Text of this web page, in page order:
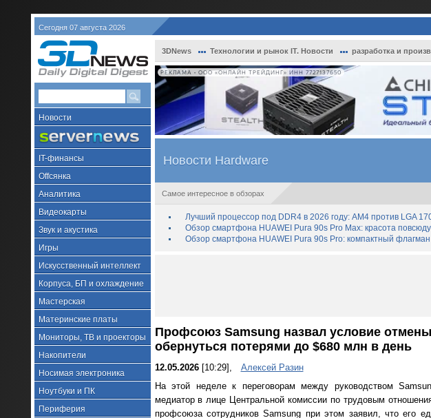
Сегодня 07 августа 2026
Новости
IT-финансы
Offсянка
Аналитика
Видеокарты
Звук и акустика
Игры
Искусственный интеллект
Корпуса, БП и охлаждение
Мастерская
Материнские платы
Мониторы, ТВ и проекторы
Накопители
Носимая электроника
Ноутбуки и ПК
Периферия
3DNews Технологии и рынок IT. Новости разработка и
РЕКЛАМА • ООО «ОНЛАЙН ТРЕЙДИНГ» ИНН 7727137650
Новости Hardware
Самое интересное в обзорах
Лучший процессор под DDR4 в 2026 году: AM4 против LGA
Обзор смартфона HUAWEI Pura 90s Pro Max: красота повсюду
Обзор смартфона HUAWEI Pura 90s Pro: компактный
Профсоюз Samsung назвал условие
обернуться потерями до $680 млн в день
12.05.2026[10:29],
Алексей Разин
На этой неделе к переговорам между руководством
медиатор в лице Центральной комиссии по трудовым
профсоюза сотрудников Samsung при этом заявил, что его